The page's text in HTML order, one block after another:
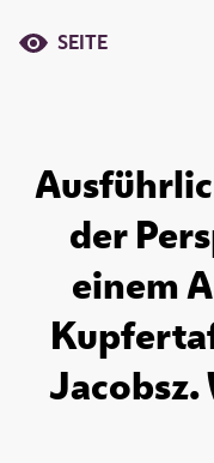
SEITE
der
einem
Jacobsz.